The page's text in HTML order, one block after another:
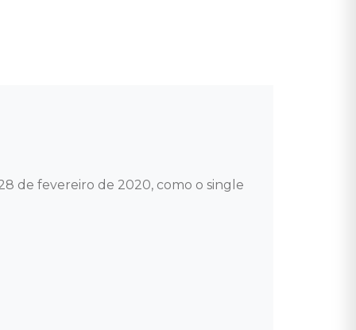
de fevereiro de 2020, como o single